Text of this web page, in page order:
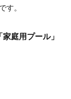
す。
庭用プール」